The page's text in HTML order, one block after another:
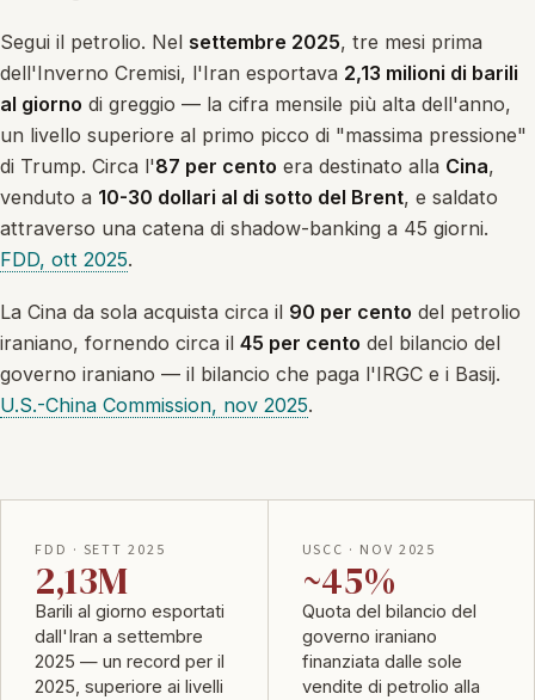
Segui il petrolio. Nel settembre 2025, tre mesi prima
dell'Inverno Cremisi, l'Iran esportava 2,13 milioni di barili
al giorno di greggio — la cifra mensile più alta dell'anno,
un livello superiore al primo picco di "massima pressione"
di Trump. Circa l'87 per cento era destinato alla Cina,
venduto a 10-30 dollari al di sotto del Brent, e saldato
attraverso una catena di shadow-banking a 45 giorni.
FDD, ott 2025.
La Cina da sola acquista circa il 90 per cento del petrolio
iraniano, fornendo circa il 45 per cento del bilancio del
governo iraniano — il bilancio che paga l'IRGC e i Basij.
U.S.-China Commission, nov 2025.
FDD · SETT 2025
2,13M
Barili al giorno esportati
dall'Iran a settembre
2025 — un record per il
2025, superiore ai livelli
USCC · NOV 2025
~45%
Quota del bilancio del
governo iraniano
finanziata dalle sole
vendite di petrolio alla